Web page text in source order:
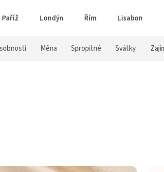
Paříž Londýn Řím Lisabon
Měna Spropitné Svátky